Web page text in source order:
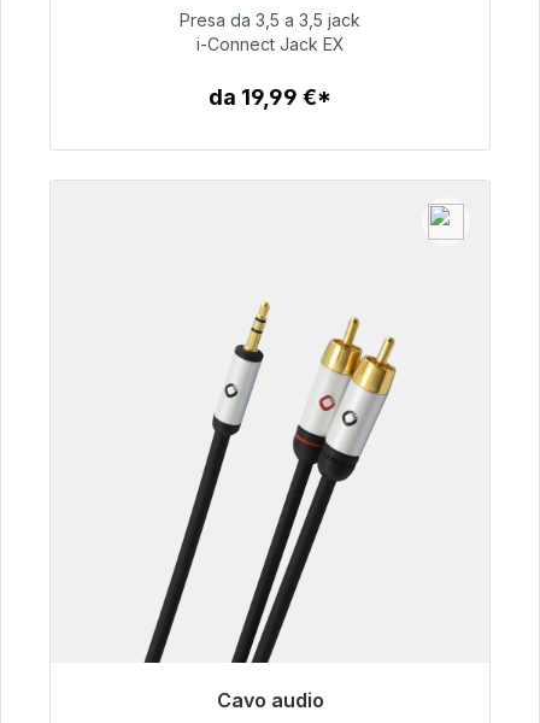
51,99 €
Presa da 3,5 a 3,5 jack
i-Connect Jack EX
da 19,99 €*
Cavo audio
Pronto per la spedizione immediata, tempo di